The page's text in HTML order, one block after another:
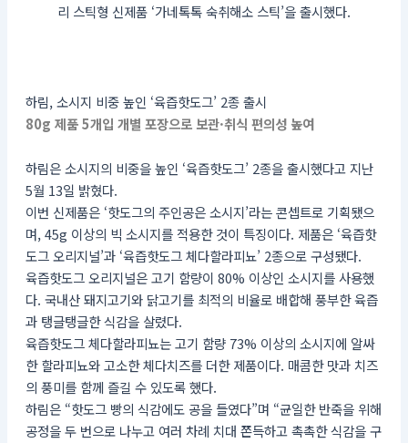
리 스틱형 신제품 ‘가네톡톡 숙취해소 스틱’을 출시했다.
하림, 소시지 비중 높인 ‘육즙핫도그’ 2종 출시
80g 제품 5개입 개별 포장으로 보관·취식 편의성 높여
하림은 소시지의 비중을 높인 ‘육즙핫도그’ 2종을 출시했다고 지난
5월 13일 밝혔다.
이번 신제품은 ‘핫도그의 주인공은 소시지’라는 콘셉트로 기획됐으
며, 45g 이상의 빅 소시지를 적용한 것이 특징이다. 제품은 ‘육즙핫
도그 오리지널’과 ‘육즙핫도그 체다할라피뇨’ 2종으로 구성됐다.
육즙핫도그 오리지널은 고기 함량이 80% 이상인 소시지를 사용했
다. 국내산 돼지고기와 닭고기를 최적의 비율로 배합해 풍부한 육즙
과 탱글탱글한 식감을 살렸다.
육즙핫도그 체다할라피뇨는 고기 함량 73% 이상의 소시지에 알싸
한 할라피뇨와 고소한 체다치즈를 더한 제품이다. 매콤한 맛과 치즈
의 풍미를 함께 즐길 수 있도록 했다.
하림은 “핫도그 빵의 식감에도 공을 들였다”며 “균일한 반죽을 위해
공정을 두 번으로 나누고 여러 차례 치대 쫀득하고 촉촉한 식감을 구